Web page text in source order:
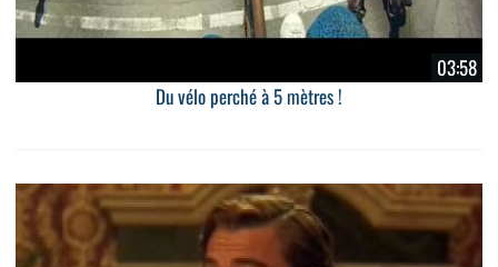
03:58
Du vélo perché à 5 mètres !